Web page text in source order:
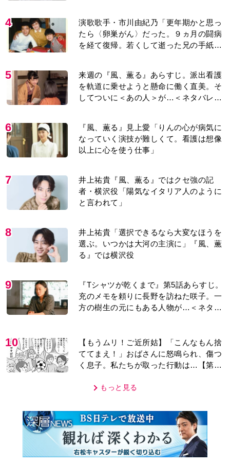
4
演歌歌手・市川由紀乃「更年期かと思っ
たら〈卵巣がん〉だった。９ヵ月の闘病
を経て復帰。若くして逝った兄の手紙を
5
来週の『風、薫る』あらすじ。派出看護
を軌道に乗せようと懸命に働く直美。そ
してついに＜あの人＞が…＜ネタバレあ
6
『風、薫る』見上愛「りんの心が病気に
なっていく演技が難しくて。看護は想像
以上に心を使う仕事」
7
井上祐貴『風、薫る』ではクセ強の記
者・横沢役「陽気なイタリア人のように
と言われて」
8
井上祐貴「選択できるなら大変なほうを
選ぶ。いつかは大河の主演に」『風、薫
る』では横沢役
9
『Tシャツが乾くまで』第5話あらすじ。
充のメモを頼りに長野を訪ねた咲子。一
方の樹生の元にもある人物が…＜ネタバ
10
【もうムリ！ご近所姑】「こんなもん捨
ててまえ！」おばさんに怒鳴られ、傷つ
く息子。私たちが取った行動は…【第3
もっと見る